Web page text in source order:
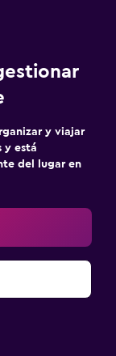
y viajar
y está
del lugar en